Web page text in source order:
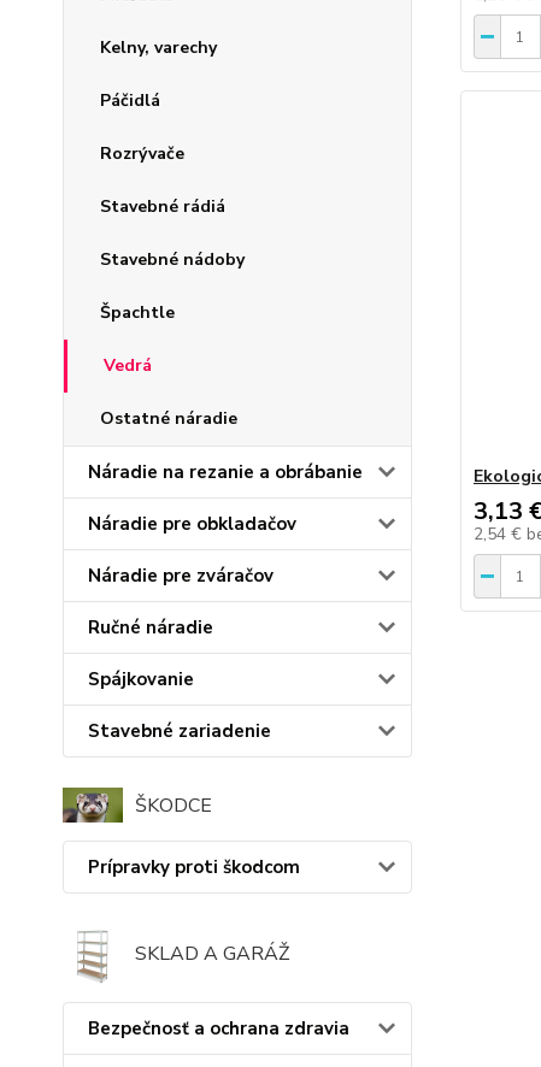
Kelny, varechy
Páčidlá
Rozrývače
Stavebné rádiá
Stavebné nádoby
Špachtle
Vedrá
Ostatné náradie
Náradie na rezanie a obrábanie
Náradie pre obkladačov
Náradie pre zváračov
Ručné náradie
Spájkovanie
Stavebné zariadenie
ŠKODCE
Prípravky proti škodcom
SKLAD A GARÁŽ
Bezpečnosť a ochrana zdravia
3,13
2,54 €